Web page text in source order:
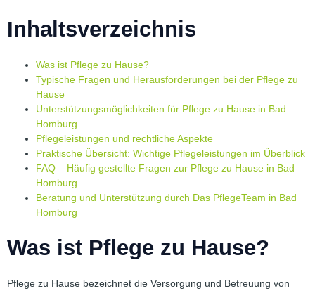
Inhaltsverzeichnis
Was ist Pflege zu Hause?
Typische Fragen und Herausforderungen bei der Pflege zu
Hause
Unterstützungsmöglichkeiten für Pflege zu Hause in Bad
Homburg
Pflegeleistungen und rechtliche Aspekte
Praktische Übersicht: Wichtige Pflegeleistungen im Überblick
FAQ – Häufig gestellte Fragen zur Pflege zu Hause in Bad
Homburg
Beratung und Unterstützung durch Das PflegeTeam in Bad
Homburg
Was ist Pflege zu Hause?
Pflege zu Hause bezeichnet die Versorgung und Betreuung von